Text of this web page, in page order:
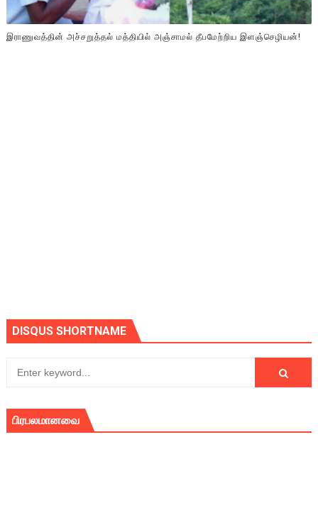
இராணுவத்தின் அச்சறுத்தல் மத்தியில் அஞ்சாமல் தீபமேற்றிய இளஞ்செழியன்!
DISQUS SHORTNAME
பிரபலமானவை